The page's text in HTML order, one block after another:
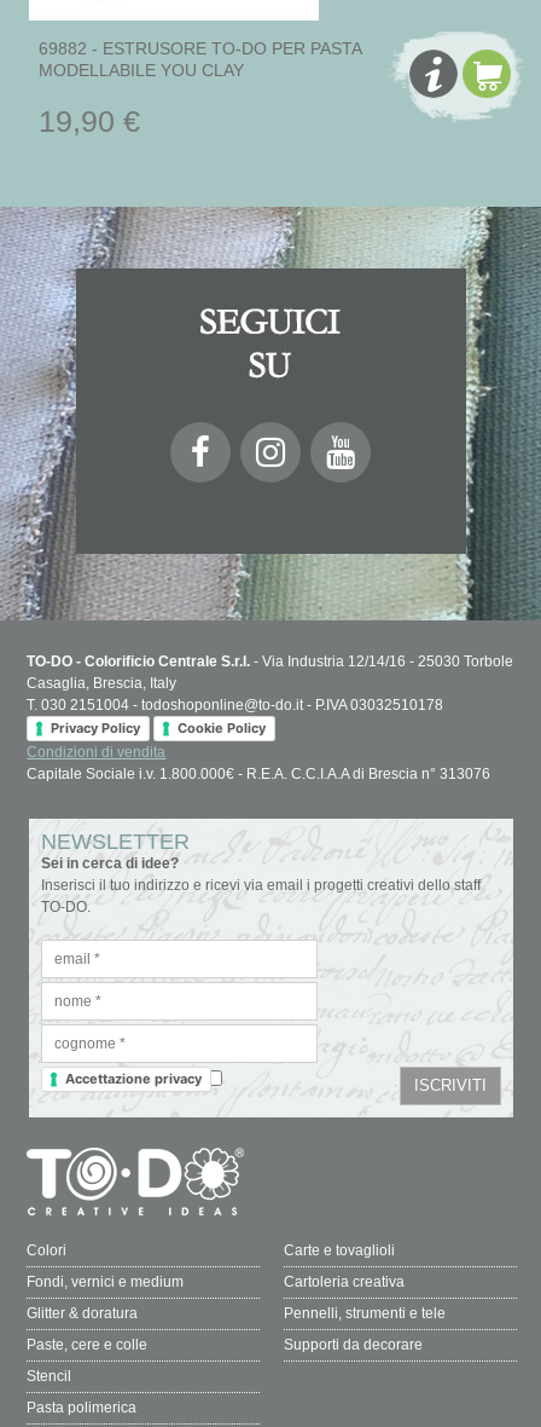
69882 - ESTRUSORE TO-DO PER PASTA
MODELLABILE YOU CLAY
19,90 €
TO-DO - Colorificio Centrale S.r.l. - Via Industria 12/14/16 - 25030 Torbole
Casaglia, Brescia, Italy
T. 030 2151004 - todoshoponline@to-do.it - P.IVA 03032510178
Privacy Policy
Cookie Policy
Condizioni di vendita
Capitale Sociale i.v. 1.800.000€ - R.E.A. C.C.I.A.A di Brescia n° 313076
NEWSLETTER
Sei in cerca di idee?
Inserisci il tuo indirizzo e ricevi via email i progetti creativi dello staff
TO-DO.
Accettazione privacy
Colori
Fondi, vernici e medium
Glitter & doratura
Paste, cere e colle
Carte e tovaglioli
Cartoleria creativa
Pennelli, strumenti e tele
Supporti da decorare
Stencil
Pasta polimerica